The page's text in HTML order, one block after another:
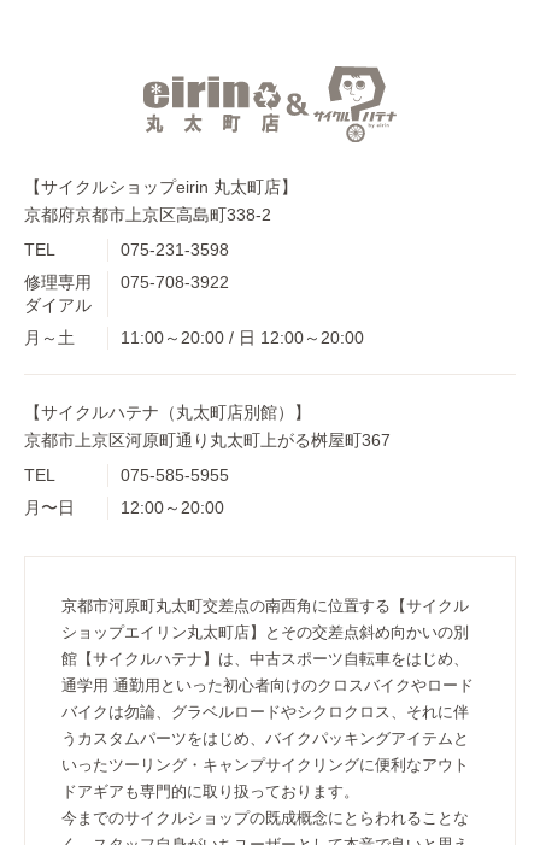
【サイクルショップeirin 丸太町店】
京都府京都市上京区高島町338-2
TEL
075-231-3598
修理専用
ダイアル
075-708-3922
月～土 11:00～20:00 / 日 12:00～20:00
【サイクルハテナ（丸太町店別館）】
京都市上京区河原町通り丸太町上がる桝屋町367
TEL
075-585-5955
月〜日
12:00～20:00
京都市河原町丸太町交差点の南西角に位置する【サイクル
ショップエイリン丸太町店】とその交差点斜め向かいの別
館【サイクルハテナ】は、中古スポーツ自転車をはじめ、
通学用 通勤用といった初心者向けのクロスバイクやロード
バイクは勿論、グラベルロードやシクロクロス、それに伴
うカスタムパーツをはじめ、バイクパッキングアイテムと
いったツーリング・キャンプサイクリングに便利なアウト
ドアギアも専門的に取り扱っております。
今までのサイクルショップの既成概念にとらわれることな